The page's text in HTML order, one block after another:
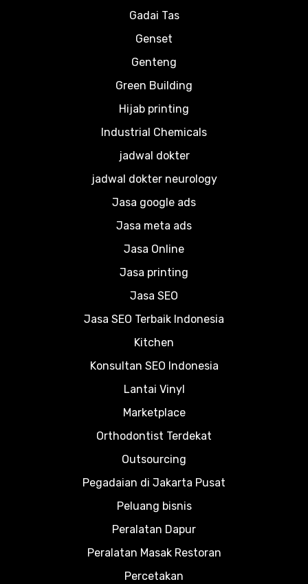
Gadai Tas
Genset
Genteng
Green Building
Hijab printing
Industrial Chemicals
jadwal dokter
jadwal dokter neurology
Jasa google ads
Jasa meta ads
Jasa Online
Jasa printing
Jasa SEO
Jasa SEO Terbaik Indonesia
Kitchen
Konsultan SEO Indonesia
Lantai Vinyl
Marketplace
Orthodontist Terdekat
Outsourcing
Pegadaian di Jakarta Pusat
Peluang bisnis
Peralatan Dapur
Peralatan Masak Restoran
Percetakan